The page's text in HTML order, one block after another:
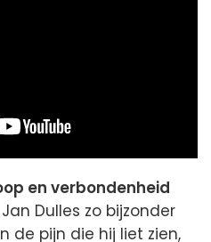
en verbondenheid
Dulles zo bijzonder
de pijn die hij liet zien,